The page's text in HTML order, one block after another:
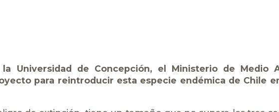
Universidad de Concepción, el Ministerio de Medio
para reintroducir esta especie endémica de Chile